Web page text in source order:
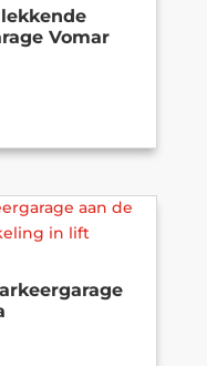
Vomar